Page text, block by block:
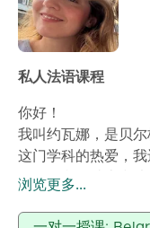
私人法语课程
你好！
我叫约瓦娜，是贝
这门学科的热爱，
母语。我在瑞士和法
都有多年的语言口语
浏览更多...